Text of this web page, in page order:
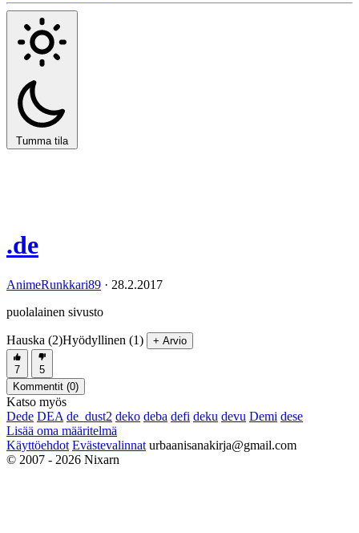
Tumma tila
.de
AnimeRunkkari89 · 28.2.2017
puolalainen sivusto
Hauska (2)Hyödyllinen (1) + Arvio
7
5
Kommentit (0)
Katso myös
Dede DEA de_dust2 deko deba defi deku devu Demi dese
Lisää oma määritelmä
Käyttöehdot Evästevalinnat urbaanisanakirja@gmail.com
© 2007 - 2026 Nixarn